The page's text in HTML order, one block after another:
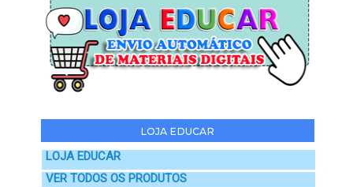
LOJA EDUCAR
LOJA EDUCAR
VER TODOS OS PRODUTOS